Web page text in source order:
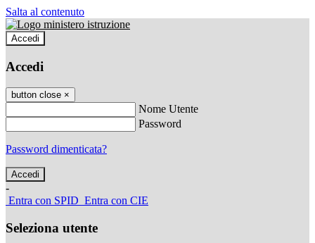
Salta al contenuto
Accedi
Accedi
button close ×
Nome Utente
Password
Password dimenticata?
-
Entra con SPID Entra con CIE
Seleziona utente